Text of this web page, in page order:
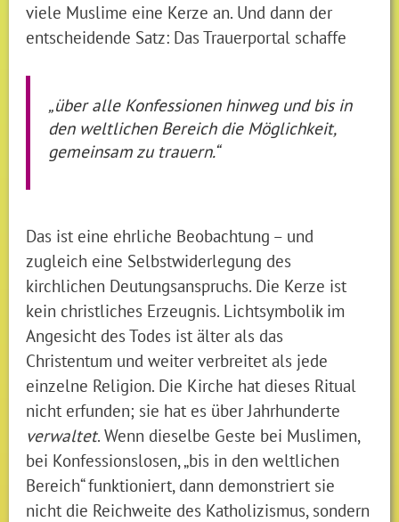
viele Muslime eine Kerze an. Und dann der
entscheidende Satz: Das Trauerportal schaffe
„über alle Konfessionen hinweg und bis in
den weltlichen Bereich die Möglichkeit,
gemeinsam zu trauern.“
Das ist eine ehrliche Beobachtung – und
zugleich eine Selbstwiderlegung des
kirchlichen Deutungsanspruchs. Die Kerze ist
kein christliches Erzeugnis. Lichtsymbolik im
Angesicht des Todes ist älter als das
Christentum und weiter verbreitet als jede
einzelne Religion. Die Kirche hat dieses Ritual
nicht erfunden; sie hat es über Jahrhunderte
verwaltet. Wenn dieselbe Geste bei Muslimen,
bei Konfessionslosen, „bis in den weltlichen
Bereich“ funktioniert, dann demonstriert sie
nicht die Reichweite des Katholizismus, sondern